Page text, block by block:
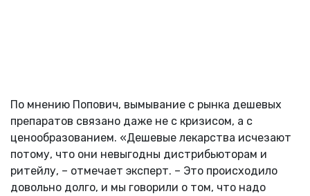
По мнению Попович, вымывание с рынка дешевых
препаратов связано даже не с кризисом, а с
ценообразованием. «Дешевые лекарства исчезают
потому, что они невыгодны дистрибьюторам и
ритейлу, – отмечает эксперт. – Это происходило
довольно долго, и мы говорили о том, что надо